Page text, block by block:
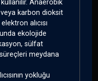
Anaerobik
karbon dioksit
alıcısı
ekolojide
sülfat
meydana
yokluğu